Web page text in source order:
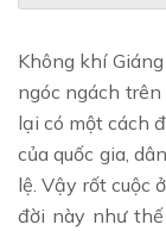
Không khí
ngóc ngách
lại có một cách
của quốc gia,
lệ. Vậy rốt cuộc
đời này như